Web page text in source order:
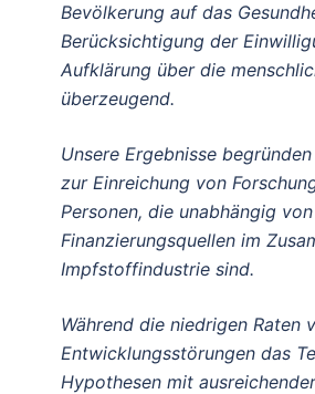
Bevölkerung auf das
Berücksichtigung der
Aufklärung über die
überzeugend.
Unsere Ergebnisse
zur Einreichung von
Personen, die unabhängig von
Finanzierungsquellen im
Impfstoffindustrie sind.
Während die niedrigen Raten
Entwicklungsstörungen das
Hypothesen mit